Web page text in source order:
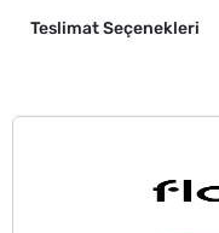
Teslimat Seçenekleri